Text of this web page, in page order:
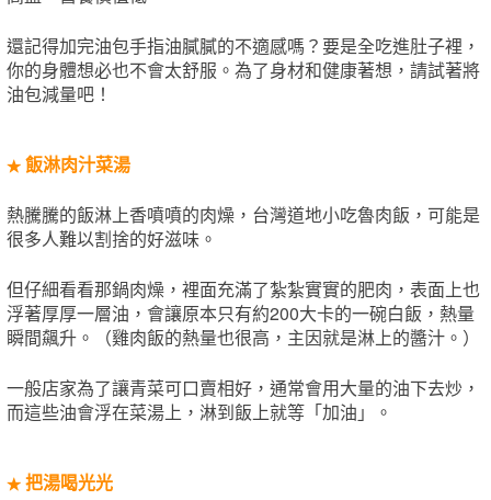
還記得加完油包手指油膩膩的不適感嗎？要是全吃進肚子裡，
你的身體想必也不會太舒服。為了身材和健康著想，請試著將
油包減量吧！
★ 飯淋肉汁菜湯
熱騰騰的飯淋上香噴噴的肉燥，台灣道地小吃魯肉飯，可能是
很多人難以割捨的好滋味。
但仔細看看那鍋肉燥，裡面充滿了紮紮實實的肥肉，表面上也
浮著厚厚一層油，會讓原本只有約200大卡的一碗白飯，熱量
瞬間飆升。（雞肉飯的熱量也很高，主因就是淋上的醬汁。）
一般店家為了讓青菜可口賣相好，通常會用大量的油下去炒，
而這些油會浮在菜湯上，淋到飯上就等「加油」。
★ 把湯喝光光